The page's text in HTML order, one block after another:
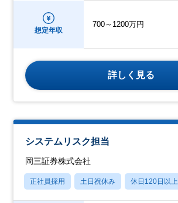
想定年収
700～1200万円
詳しく見る
システムリスク担当
岡三証券株式会社
正社員採用 土日祝休み 休日120日以上